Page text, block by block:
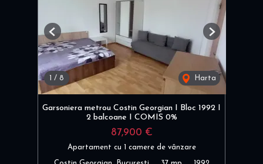
/ 8 Harta
Previous Next
Garsoniera metrou Costin Georgian I Bloc 1992 I
2 balcoane I COMIS 0%
87,900 €
Apartament cu 1 camere de vânzare